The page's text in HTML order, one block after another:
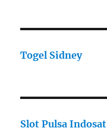
Togel Sidney
Slot Pulsa Indosat